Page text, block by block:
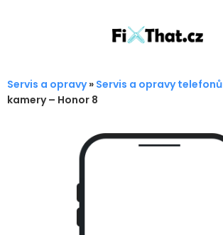
Servis a opravy» Servis a opravy telefonů
kamery – Honor 8